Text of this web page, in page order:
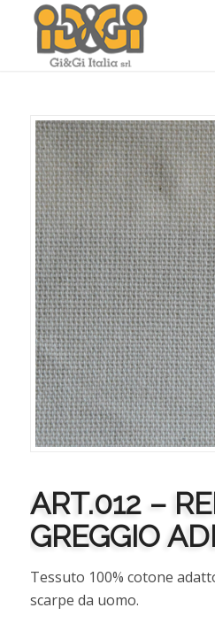
ART.012 –
GREGGIO
Tessuto 100% cotone
scarpe da uomo.